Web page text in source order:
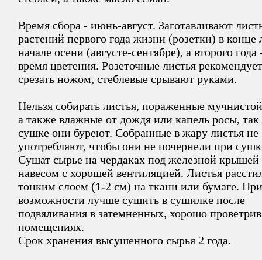
Время сбора - июнь-август. Заготавливают
растений первого года жизни (розетки) в конце
начале осени (августе-сентябре), а второго года
время цветения. Розеточные листья
срезать ножом, стеблевые срывают руками.
Нельзя собирать листья, пораженные
а также влажные от дождя или капель росы,
сушке они буреют. Собранные в жару листья не
употребляют, чтобы они не почернели при
Сушат сырье на чердаках под железной
навесом с хорошей вентиляцией. Листья
тонким слоем (1-2 см) на ткани или бумаге. При
возможности лучше сушить в сушилке после
подвяливания в затемненных, хорошо
помещениях.
Срок хранения высушенного сырья 2 года.